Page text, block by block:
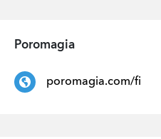
Poromagia
poromagia.com/fi